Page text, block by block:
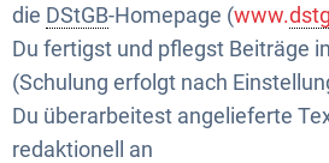
die DStGB-Homepage (www.
Du fertigst und pflegst Beiträge
(Schulung erfolgt nach
Du überarbeitest angelieferte
redaktionell an